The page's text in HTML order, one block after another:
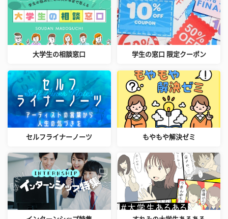
大学生の相談窓口 学生の窓口 限定クーポン
セルフライナーノーツ もやもや解決ゼミ